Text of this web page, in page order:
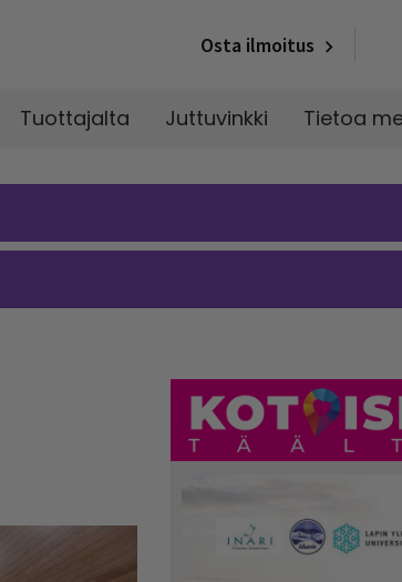
Osta ilmoitus
Tuottajalta Juttuvinkki Tietoa